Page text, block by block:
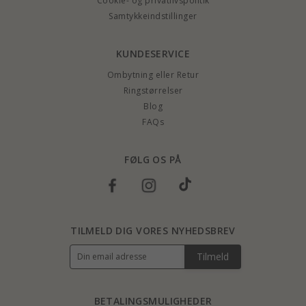
Samtykkeindstillinger
KUNDESERVICE
Ombytning eller Retur
Ringstørrelser
Blog
FAQs
FØLG OS PÅ
BETALINGSMULIGHEDER
TILMELD DIG VORES NYHEDSBREV
Tilmeld